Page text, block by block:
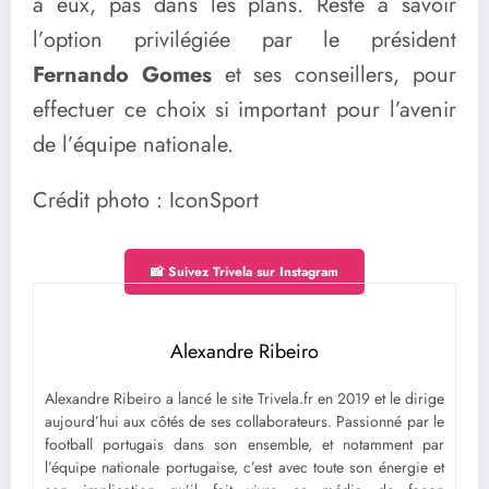
l’option privilégiée par le président
Fernando Gomes et ses conseillers, pour
effectuer ce choix si important pour l’avenir
de l’équipe nationale.
Crédit photo : IconSport
📸 Suivez Trivela sur Instagram
Alexandre Ribeiro
Alexandre Ribeiro a lancé le site Trivela.fr en 2019 et le dirige
aujourd’hui aux côtés de ses collaborateurs. Passionné par le
football portugais dans son ensemble, et notamment par
l’équipe nationale portugaise, c’est avec toute son énergie et